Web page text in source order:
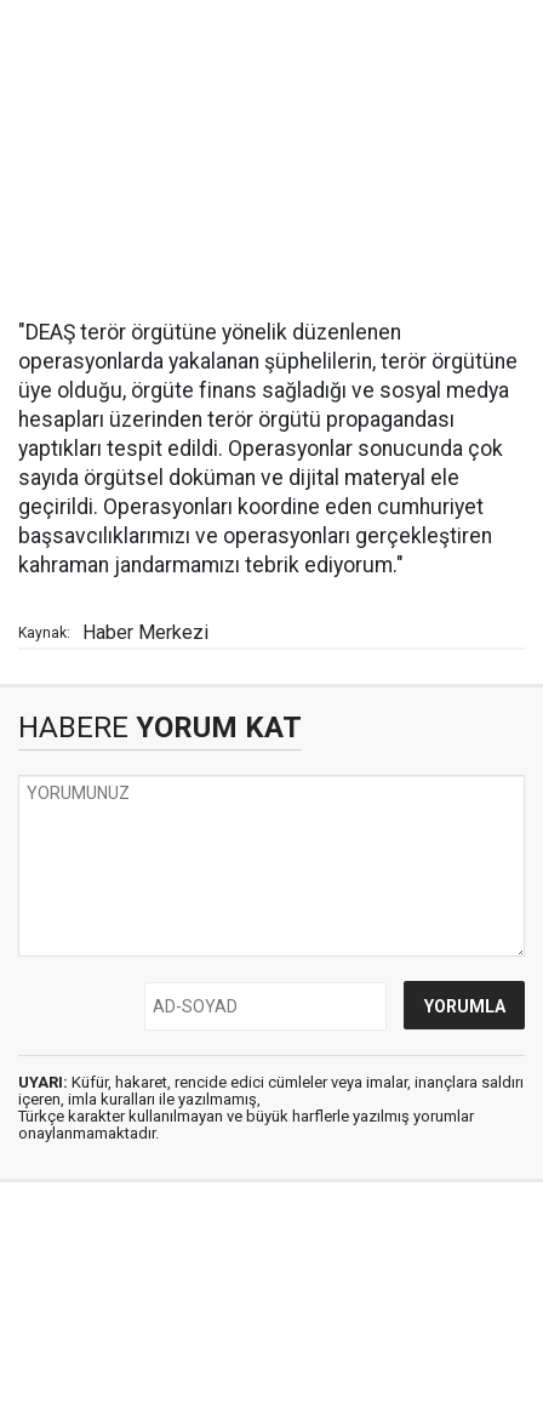
"DEAŞ terör örgütüne yönelik düzenlenen
operasyonlarda yakalanan şüphelilerin, terör örgütüne
üye olduğu, örgüte finans sağladığı ve sosyal medya
hesapları üzerinden terör örgütü propagandası
yaptıkları tespit edildi. Operasyonlar sonucunda çok
sayıda örgütsel doküman ve dijital materyal ele
geçirildi. Operasyonları koordine eden cumhuriyet
başsavcılıklarımızı ve operasyonları gerçekleştiren
kahraman jandarmamızı tebrik ediyorum."
Kaynak: Haber Merkezi
HABERE YORUM KAT
UYARI: Küfür, hakaret, rencide edici cümleler veya imalar, inançlara saldırı
içeren, imla kuralları ile yazılmamış,
Türkçe karakter kullanılmayan ve büyük harflerle yazılmış yorumlar
onaylanmamaktadır.